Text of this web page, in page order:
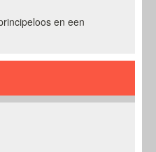
en een